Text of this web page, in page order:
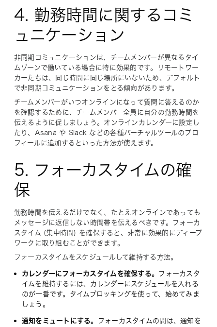
4. 勤務時間に関するコミ
ュニケーション
非同期コミュニケーションは、チームメンバーが異なるタイ
ムゾーンで働いている場合に特に効果的です。リモートワー
カーたちは、同じ時間に同じ場所にいないため、デフォルト
で非同期コミュニケーションをとる傾向があります。
チームメンバーがいつオンラインになって質問に答えるのか
を確認するために、チームメンバー全員に自分の勤務時間を
伝えるように促しましょう。オンラインカレンダーに設定し
たり、Asana や Slack などの各種バーチャルツールのプロ
フィールに追加するといった方法が使えます。
5. フォーカスタイムの確
保
勤務時間を伝えるだけでなく、たとえオンラインであっても
メッセージに返信しない時間帯を伝えるべきです。フォーカ
スタイム (集中時間) を確保すると、非常に効果的にディープ
ワークに取り組むことができます。
フォーカスタイムをスケジュールして維持する方法。
カレンダーにフォーカスタイムを確保する。
フォーカスタ
イムを維持するには、カレンダーにスケジュールを入れる
のが一番です。タイムブロッキングを使って、始めてみま
しょう。
通知をミュートにする。
フォーカスタイムの間は、通知を